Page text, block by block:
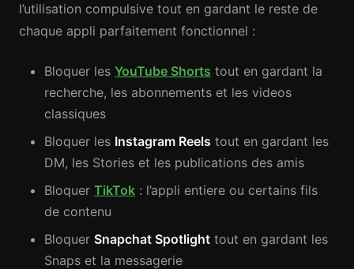
l’utilisation compulsive tout en gardant le reste de
chaque appli parfaitement fonctionnel :
Bloquer les YouTube Shorts tout en gardant la
recherche, les abonnements et les videos
classiques
Bloquer les Instagram Reels tout en gardant les
DM, les Stories et les publications des amis
Bloquer TikTok : l’appli entiere ou certains fils
de contenu
Bloquer Snapchat Spotlight tout en gardant les
Snaps et la messagerie